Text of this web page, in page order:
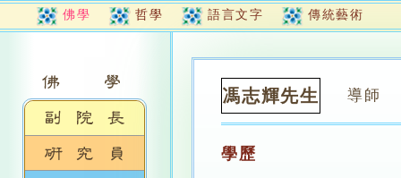
佛學 哲學 語言文字 傳統藝術
馮志輝先生 導師
學歷